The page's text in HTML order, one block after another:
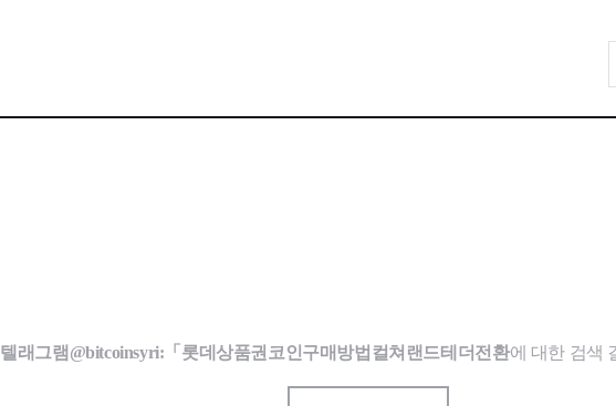
텔래그램@bitcoinsyri:「롯데상품권코인구매방법컬쳐랜드테더전환에 대한 검색